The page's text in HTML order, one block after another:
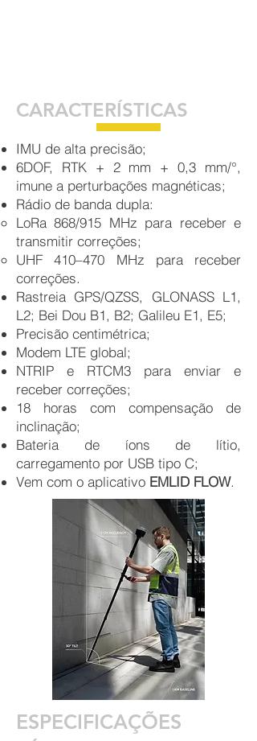
CARACTERÍSTICAS
IMU de alta precisão;
6DOF, RTK + 2 mm + 0,3 mm/°,
imune a perturbações magnéticas;
Rádio de banda dupla:
LoRa 868/915 MHz para receber e
transmitir correções;
UHF 410–470 MHz para receber
correções.
Rastreia GPS/QZSS, GLONASS L1,
L2; Bei Dou B1, B2; Galileu E1, E5;
Precisão centimétrica;
Modem LTE global;
NTRIP e RTCM3 para enviar e
receber correções;
18 horas com compensação de
inclinação;
Bateria de íons de lítio,
carregamento por USB tipo C;
Vem com o aplicativo EMLID FLOW.
ESPECIFICAÇÕES